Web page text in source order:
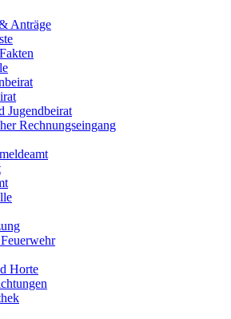
Anträge
Jugendbeirat
Rechnungseingang
Horte